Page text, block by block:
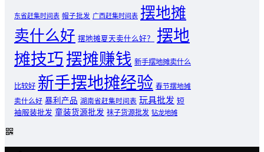
东省赶集时间表 帽子批发 广西赶集时间表 摆地摊
卖什么好 摆地摊夏天卖什么好？
摆地
摊技巧摆摊赚钱 新手摆地摊卖什么
比较好 新手摆地摊经验 春节摆地摊
卖什么好 暴利产品 湖南省赶集时间表 玩具批发 短
袖服装批发 童装货源批发 袜子货源批发 钻龙地摊